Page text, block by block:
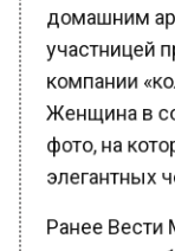
домашним
участницей
компании
Женщина в
фото, на
элегантных
Ранее Вести